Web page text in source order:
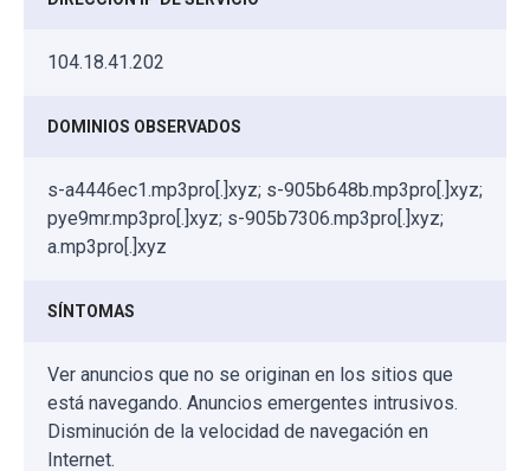
104.18.41.202
DOMINIOS OBSERVADOS
s-a4446ec1.mp3pro[.]xyz; s-905b648b.mp3pro[.]xyz;
pye9mr.mp3pro[.]xyz; s-905b7306.mp3pro[.]xyz;
a.mp3pro[.]xyz
SÍNTOMAS
Ver anuncios que no se originan en los sitios que
está navegando. Anuncios emergentes intrusivos.
Disminución de la velocidad de navegación en
Internet.